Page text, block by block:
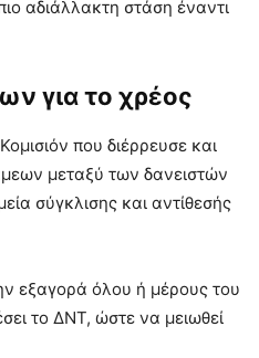
αδιάλλακτη στάση έναντι
για το χρέος
που διέρρευσε και
μεταξύ των δανειστών
σύγκλισης και αντίθεσής
εξαγορά όλου ή μέρους του
το ΔΝΤ, ώστε να μειωθεί